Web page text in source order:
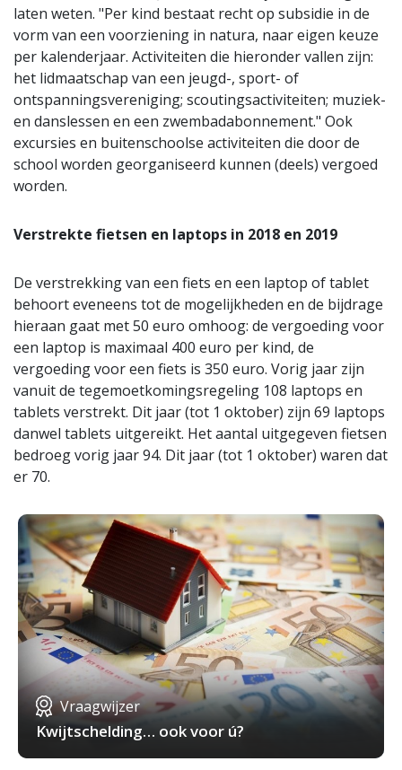
laten weten. "Per kind bestaat recht op subsidie in de
vorm van een voorziening in natura, naar eigen keuze
per kalenderjaar. Activiteiten die hieronder vallen zijn:
het lidmaatschap van een jeugd-, sport- of
ontspanningsvereniging; scoutingsactiviteiten; muziek-
en danslessen en een zwembadabonnement." Ook
excursies en buitenschoolse activiteiten die door de
school worden georganiseerd kunnen (deels) vergoed
worden.
Verstrekte fietsen en laptops in 2018 en 2019
De verstrekking van een fiets en een laptop of tablet
behoort eveneens tot de mogelijkheden en de bijdrage
hieraan gaat met 50 euro omhoog: de vergoeding voor
een laptop is maximaal 400 euro per kind, de
vergoeding voor een fiets is 350 euro. Vorig jaar zijn
vanuit de tegemoetkomingsregeling 108 laptops en
tablets verstrekt. Dit jaar (tot 1 oktober) zijn 69 laptops
danwel tablets uitgereikt. Het aantal uitgegeven fietsen
bedroeg vorig jaar 94. Dit jaar (tot 1 oktober) waren dat
er 70.
Vraagwijzer
Kwijtschelding… ook voor ú?